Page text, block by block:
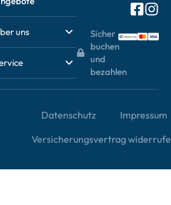
Schreiben Sie uns
Suchen & Buchen
Unterkünfte